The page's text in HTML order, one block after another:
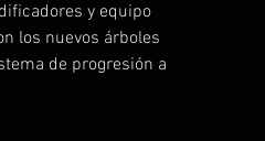
y equipo
los nuevos árboles
de progresión a